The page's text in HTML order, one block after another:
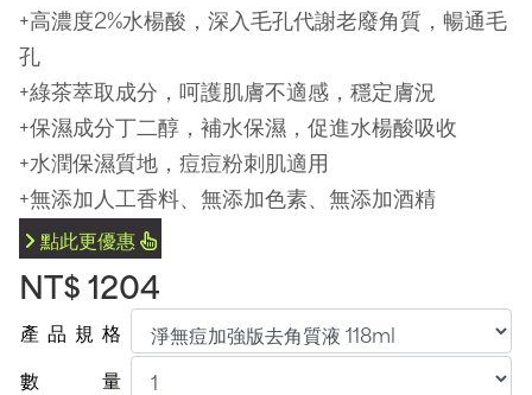
+高濃度2%水楊酸，深入毛孔代謝老廢角質，暢通毛
孔
+綠茶萃取成分，呵護肌膚不適感，穩定膚況
+保濕成分丁二醇，補水保濕，促進水楊酸吸收
+水潤保濕質地，痘痘粉刺肌適用
+無添加人工香料、無添加色素、無添加酒精
點此更優惠
NT$ 1204
產 品 規 格
數
量